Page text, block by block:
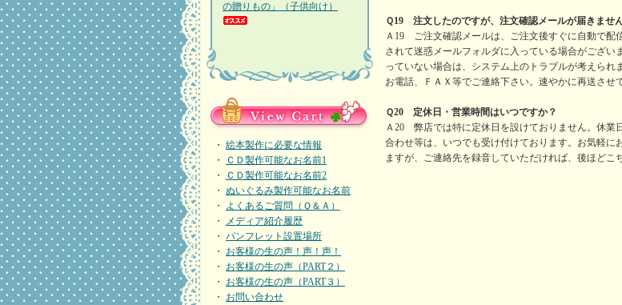
の贈りもの」（子供向け）
・ 絵本製作に必要な情報
・
ＣＤ製作可能なお名前1
・
ＣＤ製作可能なお名前2
・ ぬいぐるみ製作可能なお名前
・ よくあるご質問（Ｑ＆Ａ）
・
メディア紹介履歴
・ パンフレット設置場所
・ お客様の生の声！声！声！
・ お客様の生の声（PART２）
・ お客様の生の声（PART３）
・ お問い合わせ
Ｑ19 注文したのですが、注文確認メールが届きませ
Ａ19 ご注文確認メールは、ご注文後すぐに自動で配
されて迷惑メールフォルダに入っている場合がござ
っていない場合は、システム上のトラブルが考えられ
お電話、ＦＡＸ等でご連絡下さい。速やかに再送させ
Ｑ20 定休日・営業時間はいつですか？
Ａ20 弊店では特に定休日を設けておりません。休業
合わせ等は、いつでも受け付けております。お気軽
ますが、ご連絡先を録音していただければ、後ほどこ